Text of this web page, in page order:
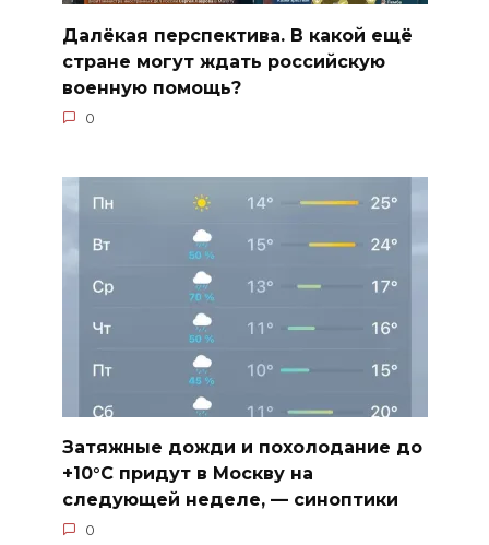
Далёкая перспектива. В какой ещё
стране могут ждать российскую
военную помощь?
0
Затяжные дожди и похолодание до
+10°C придут в Москву на
следующей неделе, — синоптики
0